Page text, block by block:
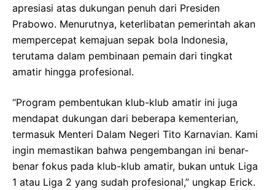
apresiasi atas dukungan penuh dari Presiden
Prabowo. Menurutnya, keterlibatan pemerintah akan
mempercepat kemajuan sepak bola Indonesia,
terutama dalam pembinaan pemain dari tingkat
amatir hingga profesional.
“Program pembentukan klub-klub amatir ini juga
mendapat dukungan dari beberapa kementerian,
termasuk Menteri Dalam Negeri Tito Karnavian. Kami
ingin memastikan bahwa pengembangan ini benar-
benar fokus pada klub-klub amatir, bukan untuk Liga
1 atau Liga 2 yang sudah profesional,” ungkap Erick.